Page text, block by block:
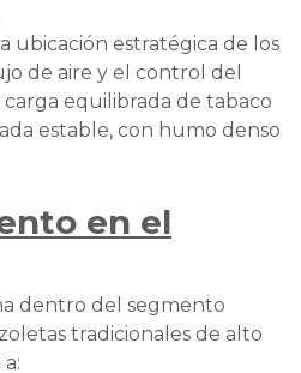
ubicación estratégica de los
de aire y el control del
equilibrada de tabaco
estable, con humo denso
en el
dentro del segmento
tradicionales de alto